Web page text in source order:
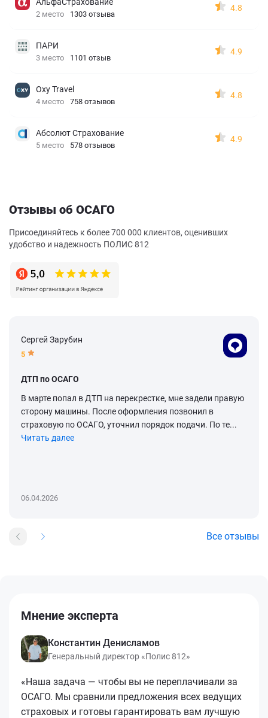
2 место 1303 отзыва
4.8
ПАРИ
3 место 1101 отзыв
4.9
Oxy Travel
4 место 758 отзывов
4.8
Абсолют Страхование
5 место 578 отзывов
4.9
Отзывы об ОСАГО
Присоединяйтесь к более 700 000 клиентов, оценивших
удобство и надежность ПОЛИС 812
Сергей Зарубин
5
ДТП по ОСАГО
В марте попал в ДТП на перекрестке, мне задели правую
сторону машины. После оформления позвонил в
страховую по ОСАГО, уточнил порядок подачи. По те...
Читать далее
06.04.2026
Все отзывы
Мнение эксперта
Константин Денисламов
Генеральный директор «Полис 812»
«Наша задача — чтобы вы не переплачивали за
ОСАГО. Мы сравнили предложения всех ведущих
страховых и готовы гарантировать вам лучшую